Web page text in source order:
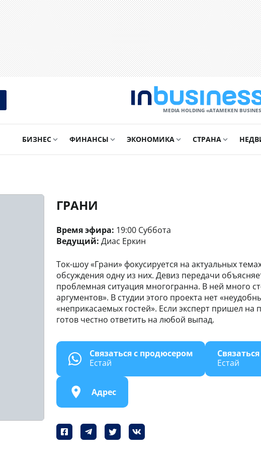
MEDIA HOLDING «ATAMEKЕN
БИЗНЕС ФИНАНСЫ ЭКОНОМИКА СТРАНА
ГРАНИ
Время эфира: 19:00 Суббота
Ведущий: Диас Еркин
Ток-шоу «Грани» фокусируется на актуальных
обсуждения одну из них. Девиз передачи
проблемная ситуация многогранна. В ней много
аргументов». В студии этого проекта нет
«неприкасаемых гостей». Если эксперт пришел на
готов честно ответить на любой выпад.
Связаться с продюсером
Естай
Естай
Адрес